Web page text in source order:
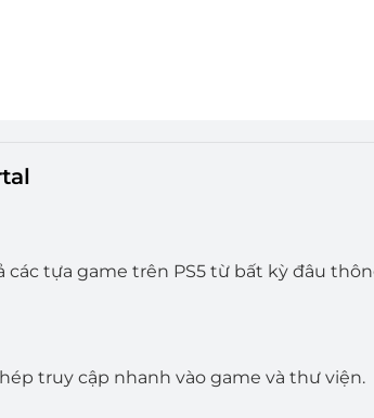
các tựa game trên PS5 từ bất kỳ đâu
truy cập nhanh vào game và thư viện.